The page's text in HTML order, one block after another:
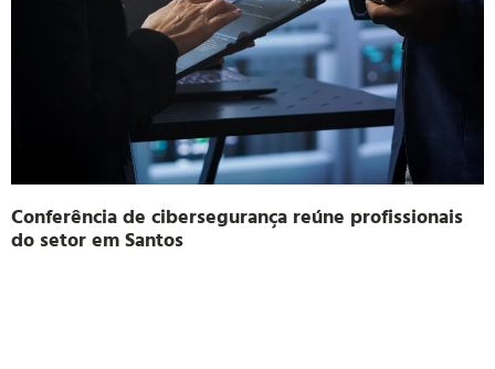
Conferência de cibersegurança reúne profissionais
do setor em Santos